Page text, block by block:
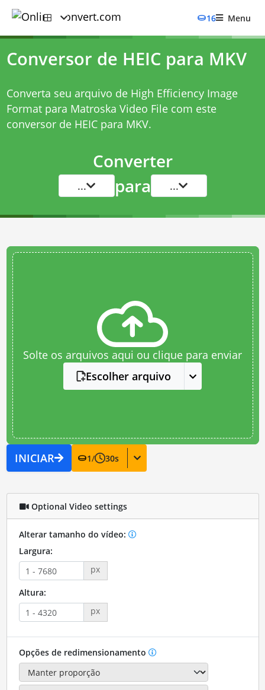
16 Menu
Conversor de HEIC para MKV
Converta seu arquivo de High Efficiency Image
Format para Matroska Video File com este
conversor de HEIC para MKV.
Converter
... para ...
Solte os arquivos aqui ou clique para enviar
Escolher arquivo
INICIAR 1/ 30s
Optional Video settings
Alterar tamanho do vídeo:
Largura:
px
Altura:
px
Opções de redimensionamento